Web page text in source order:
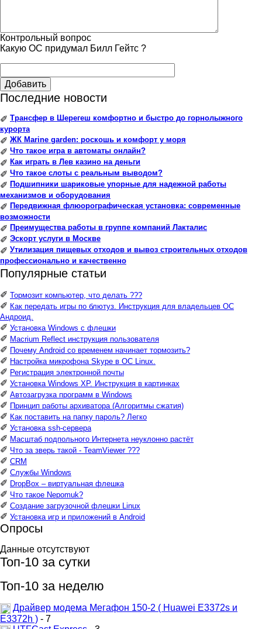
Контрольный вопрос
Какую ОС придумал Билл Гейтс ?
Добавить
Последние новости
✐ Трансфер в Шерегеш комфортно и быстро до горнолыжного
курорта
✐ ЖК Marine garden: роскошь и комфорт у моря
✐ Что такое игра в автоматы онлайн?
✐ Как играть в Лев казино на деньги
✐ Что такое слоты с реальным выводом?
✐ Подшипники шариковые упорные для надежной работы
механизмов и оборудования
✐ Передвижная флюорографическая установка: современные
возможности
✐ Преимущества работы в группе компаний Лакталис
✐ Эскорт услуги в Москве
✐ Утилизация пищевых отходов и вывоз строительных отходов
профессионально и качественно
Популярные статьи
✐ Тормозит компьютер, что делать ???
✐ Как передать игры по блютуз. Инструкция для владельцев ОС
Андроид.
✐ Установка Windows с флешки
✐ Macrium Reflect инструкция пользователя
✐ Почему Android со временем начинает тормозить?
✐ Настройка микрофона Skype в ОС Linux.
✐ Регистрация электронной почты
✐ Установка Windows XP. Инструкция в картинках
✐ Автозагрузка программ в Windows
✐ Принцип работы архиватора (Алгоритмы сжатия)
✐ Как поставить на папку пароль? Легко
✐ Установка ssh-сервера
✐ Масштаб подпольного Интернета неуклонно растёт
✐ Что за зверь такой - TeamViewer ???
✐ CRM
✐ Службы Windows
✐ DropBox – виртуальная флешка
✐ Что такое Nepomuk?
✐ Создание загрузочной флешки Linux
✐ Установка игр и приложений в Android
Опросы
Данные отсутствуют
Топ-10 за сутки
Топ-10 за неделю
Драйвер модема Мегафон 150-2 ( Huawei E3372s и
E3372h ) - 7